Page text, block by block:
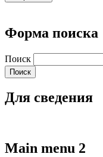
Форма поиска
Поиск
Для сведения
Main menu 2